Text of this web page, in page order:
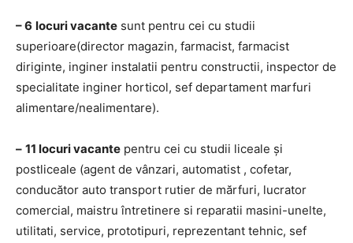
– 6 locuri vacante sunt pentru cei cu studii
superioare(director magazin, farmacist, farmacist
diriginte, inginer instalatii pentru constructii, inspector de
specialitate inginer horticol, sef departament marfuri
alimentare/nealimentare).
– 11 locuri vacante pentru cei cu studii liceale și
postliceale (agent de vânzari, automatist , cofetar,
conducător auto transport rutier de mărfuri, lucrator
comercial, maistru întretinere si reparatii masini-unelte,
utilitati, service, prototipuri, reprezentant tehnic, sef